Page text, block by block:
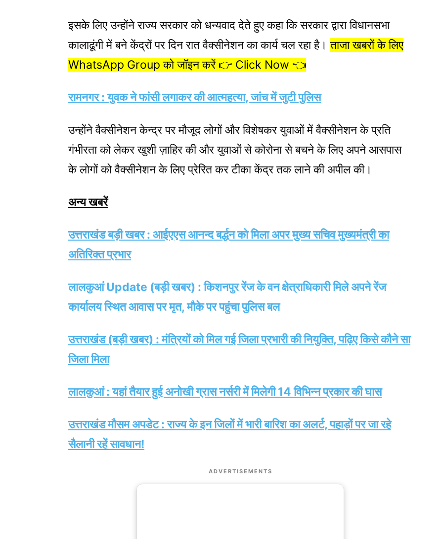
इसके लिए उन्होंने राज्य सरकार को धन्यवाद देते हुए कहा कि सरकार द्वारा विधानसभा
कालाढूंगी में बने केंद्रों पर दिन रात वैक्सीनेशन का कार्य चल रहा है।ताजा खबरों के लिए
WhatsApp Group को जॉइन करें 👉 Click Now 👈
रामनगर : युवक ने फांसी लगाकर की आत्महत्या, जांच में जुटी पुलिस
उन्होंने वैक्सीनेशन केन्द्र पर मौजूद लोगों और विशेषकर युवाओं में वैक्सीनेशन के प्रति
गंभीरता को लेकर खुशी ज़ाहिर की और युवाओं से कोरोना से बचने के लिए अपने आसपास
के लोगों को वैक्सीनेशन के लिए प्रेरित कर टीका केंद्र तक लाने की अपील की।
अन्य खबरें
उत्तराखंड बड़ी खबर : आईएएस आनन्द बर्द्धन को मिला अपर मुख्य सचिव मुख्यमंत्री का
अतिरिक्त प्रभार
लालकुआं Update (बड़ी खबर) : किशनपुर रेंज के वन क्षेत्राधिकारी मिले अपने रेंज
कार्यालय स्थित आवास पर मृत, मौके पर पहुंचा पुलिस बल
उत्तराखंड (बड़ी खबर) : मंत्रियों को मिल गई जिला प्रभारी की नियुक्ति, पढ़िए किसे कौने सा
जिला मिला
लालकुआं : यहां तैयार हुई अनोखी ग्रास नर्सरी में मिलेगी 14 विभिन्न प्रकार की घास
उत्तराखंड मौसम अपडेट : राज्य के इन जिलों में भारी बारिश का अलर्ट, पहाड़ों पर जा रहे
सैलानी रहें सावधान!
ADVERTISEMENTS